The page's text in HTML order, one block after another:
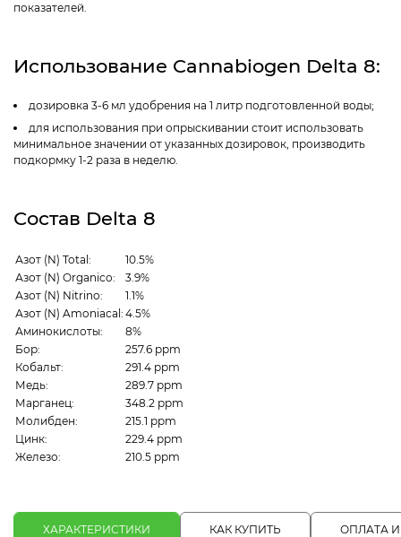
показателей.
Использование Cannabiogen Delta 8:
дозировка 3-6 мл удобрения на 1 литр подготовленной воды;
для использования при опрыскивании стоит использовать
минимальное значении от указанных дозировок, производить
подкормку 1-2 раза в неделю.
Состав Delta 8
Азот (N) Total:
10.5%
Азот (N) Organico:
3.9%
Азот (N) Nitrino:
1.1%
Азот (N) Amoniacal: 4.5%
Аминокислоты:
8%
Бор:
257.6 ppm
Кобальт:
291.4 ppm
Медь:
289.7 ppm
Марганец:
348.2 ppm
Молибден:
215.1 ppm
Цинк:
229.4 ppm
Железо:
210.5 ppm
ХАРАКТЕРИСТИКИ КАК КУПИТЬ ОПЛАТА